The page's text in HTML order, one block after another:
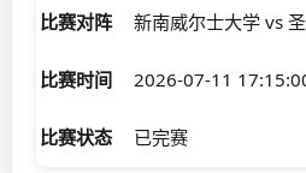
比赛对阵 新南威尔士大学 vs
比赛时间 2026-07-11
比赛状态 已完赛